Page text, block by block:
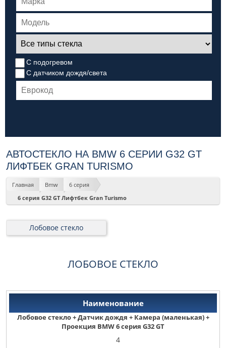
С подогревом
С датчиком дождя/света
АВТОСТЕКЛО НА BMW 6 СЕРИИ G32 GT
ЛИФТБЕК GRAN TURISMO
Главная Bmw
6 серия
6 серия G32 GT Лифтбек Gran Turismo
Лобовое стекло
ЛОБОВОЕ СТЕКЛО
Лобовое стекло + Датчик дождя + Камера (маленькая) +
Проекция BMW 6 серия G32 GT
4